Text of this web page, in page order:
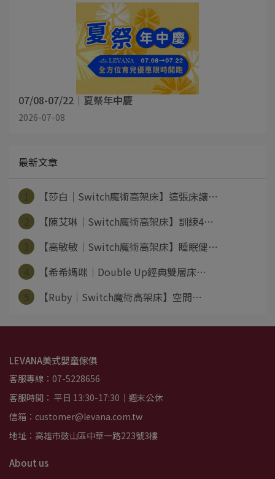
07/08-07/22｜夏祭年中慶
2026-07-08
最新文章
【莎白│Switch魔術高架床】這張床讓⋯
【陳艾琳│Switch魔術高架床】訓練4⋯
【高敏敏│Switch魔術高架床】睡眠健⋯
【希希媽咪│Double Up經典雙層床⋯
【Ruby│Switch魔術高架床】空間⋯
LEVANA美式嬰童傢俱
客服專線：07-5228656
客服時間： 平日 13:30-17:30｜週末公休
信箱：customer@levana.com.tw
地址：高雄市鼓山區中華一路223號3樓
About us